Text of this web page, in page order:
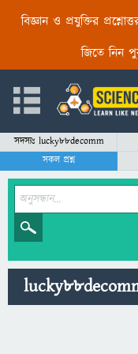
বিজ্ঞান ও প্রযুক্তির
জিতে নিন
সদস্যঃ lucky88decomm
সকল প্রশ্ন